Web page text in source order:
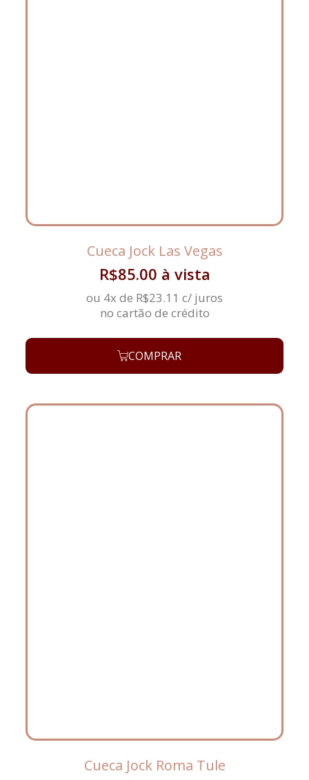
Cueca Jock Las Vegas
R$85.00 à vista
ou 4x de R$23.11 c/ juros
no cartão de crédito
COMPRAR
Cueca Jock Roma Tule